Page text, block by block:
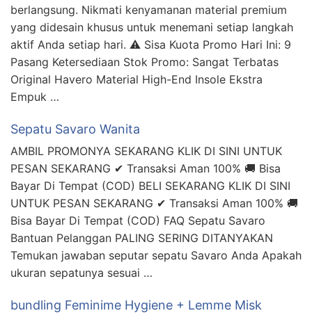
berlangsung. Nikmati kenyamanan material premium
yang didesain khusus untuk menemani setiap langkah
aktif Anda setiap hari. ⚠️ Sisa Kuota Promo Hari Ini: 9
Pasang Ketersediaan Stok Promo: Sangat Terbatas
Original Havero Material High-End Insole Ekstra
Empuk …
Sepatu Savaro Wanita
AMBIL PROMONYA SEKARANG KLIK DI SINI UNTUK
PESAN SEKARANG ✔ Transaksi Aman 100% 🚚 Bisa
Bayar Di Tempat (COD) BELI SEKARANG KLIK DI SINI
UNTUK PESAN SEKARANG ✔ Transaksi Aman 100% 🚚
Bisa Bayar Di Tempat (COD) FAQ Sepatu Savaro
Bantuan Pelanggan PALING SERING DITANYAKAN
Temukan jawaban seputar sepatu Savaro Anda Apakah
ukuran sepatunya sesuai …
bundling Feminime Hygiene + Lemme Misk